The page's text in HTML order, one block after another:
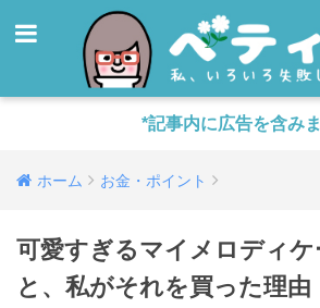
*記事内に広告を含み
ホーム お金・ポイント
可愛すぎるマイメロディケ
と、私がそれを買った理由